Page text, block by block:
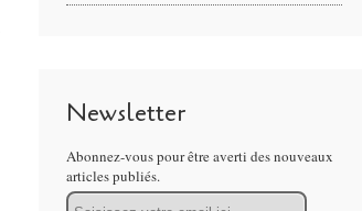
Newsletter
Abonnez-vous pour être averti des nouveaux
articles publiés.
Email